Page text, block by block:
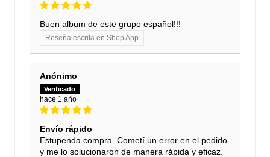
Buen album de este grupo español!!!
Reseña escrita en Shop App
Anónimo
hace 1 año
Envío rápido
Estupenda compra. Cometí un error en el pedido
y me lo solucionaron de manera rápida y eficaz.